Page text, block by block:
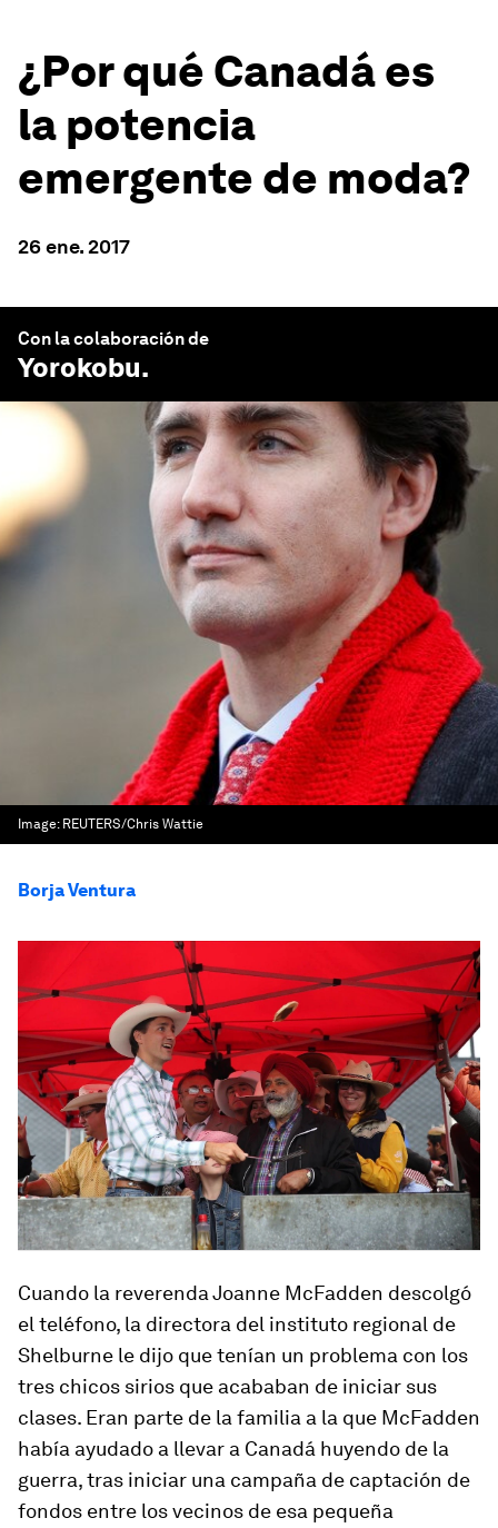
¿Por qué Canadá es
la potencia
emergente de moda?
26 ene. 2017
Con la colaboración de
Yorokobu.
Image: REUTERS/Chris Wattie
Borja Ventura
Cuando la reverenda Joanne McFadden descolgó
el teléfono, la directora del instituto regional de
Shelburne le dijo que tenían un problema con los
tres chicos sirios que acababan de iniciar sus
clases. Eran parte de la familia a la que McFadden
había ayudado a llevar a Canadá huyendo de la
guerra, tras iniciar una campaña de captación de
fondos entre los vecinos de esa pequeña